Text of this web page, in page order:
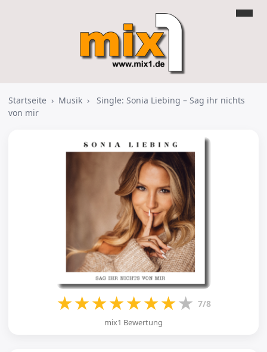
Startseite › Musik ›
Single: Sonia Liebing – Sag ihr nichts
von mir
★★★★★★★★ 7/8
mix1 Bewertung